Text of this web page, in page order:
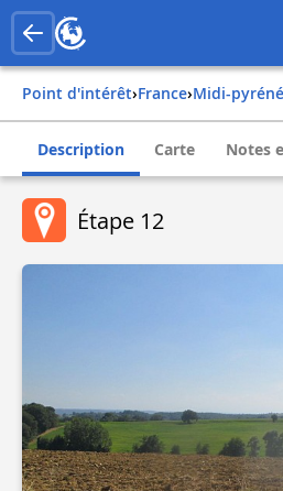
Point d'intérêt› france› midi-
Description Carte Notes
Étape 12